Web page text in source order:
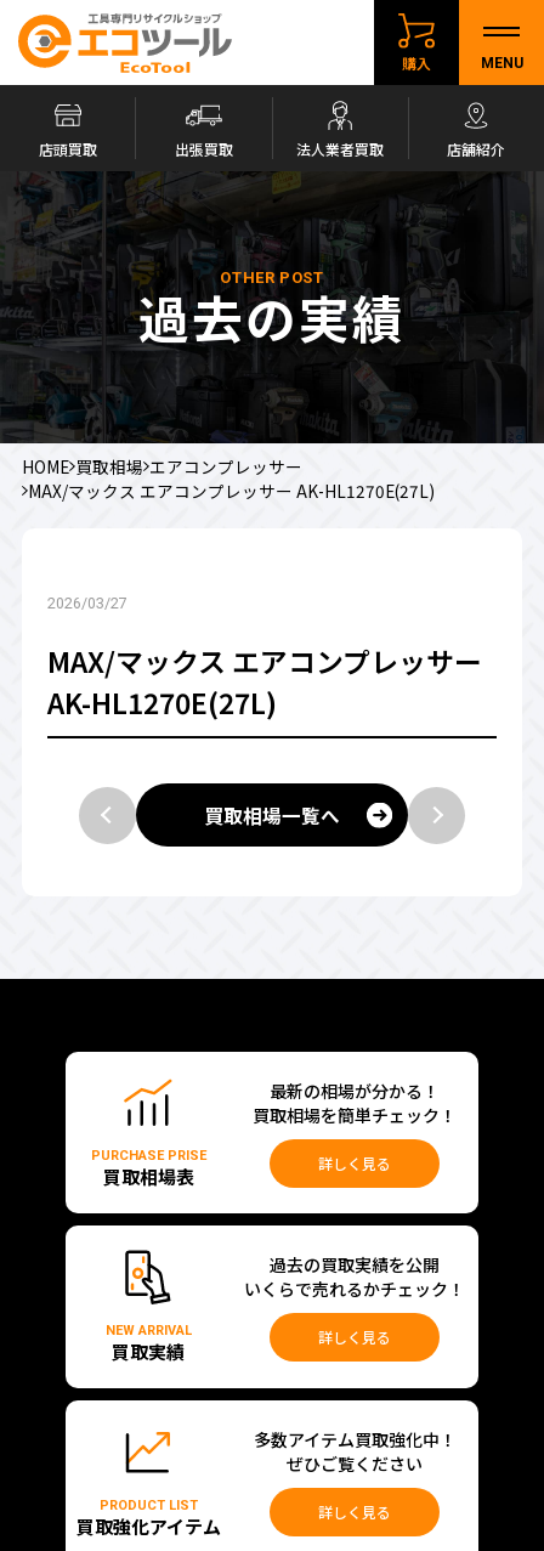
購入 MENU
店頭買取 出張買取 法人業者買取 店舗紹介
OTHER POST
過去の実績
HOME 買取相場 エアコンプレッサー
MAX/マックス エアコンプレッサー AK-HL1270E(27L)
2026/03/27
MAX/マックス エアコンプレッサー
AK-HL1270E(27L)
買取相場一覧へ
PURCHASE PRISE
買取相場表
最新の相場が分かる！
買取相場を簡単チェック！
詳しく見る
NEW ARRIVAL
買取実績
過去の買取実績を公開
いくらで売れるかチェック！
詳しく見る
PRODUCT LIST
買取強化アイテム
多数アイテム買取強化中！
ぜひご覧ください
詳しく見る